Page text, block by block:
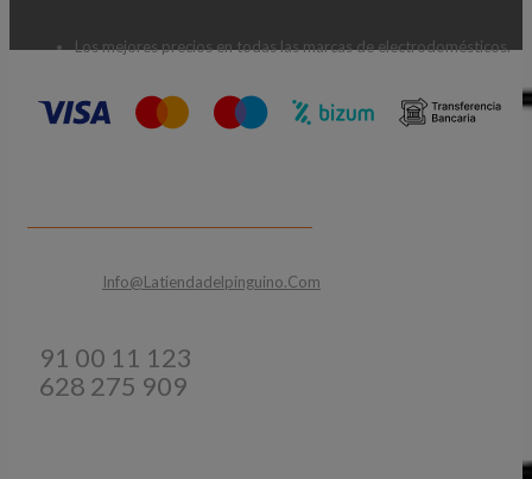
Los mejores precios en todas las marcas de electrodomésticos.
Info@latiendadelpinguino.com
91 00 11 123
628 275 909